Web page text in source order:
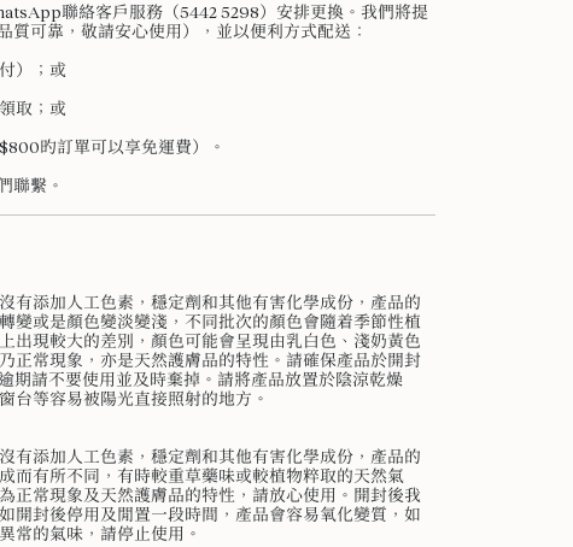
聯絡客戶服務（5442 5298）安排更換。我們將提
質可靠，敬請安心使用），並以便利方式配送：
）；或
取；或
旳訂單可以享免運費）。
聯繫。
有添加人工色素，穩定劑和其他有害化學成份，產品的
變或是顏色變淡變淺，不同批次的顏色會隨着季節性植
出現較大的差別，顏色可能會呈現由乳白色、淺奶黃色
正常現象，亦是天然護膚品的特性。請確保產品於開封
期請不要使用並及時棄掉。請將產品放置於陰涼乾燥
台等容易被陽光直接照射的地方。
有添加人工色素，穩定劑和其他有害化學成份，產品的
而有所不同，有時較重草藥味或較植物粹取的天然氣
正常現象及天然護膚品的特性，請放心使用。開封後我
開封後停用及閒置一段時間，產品會容易氧化變質，如
常的氣味，請停止使用。